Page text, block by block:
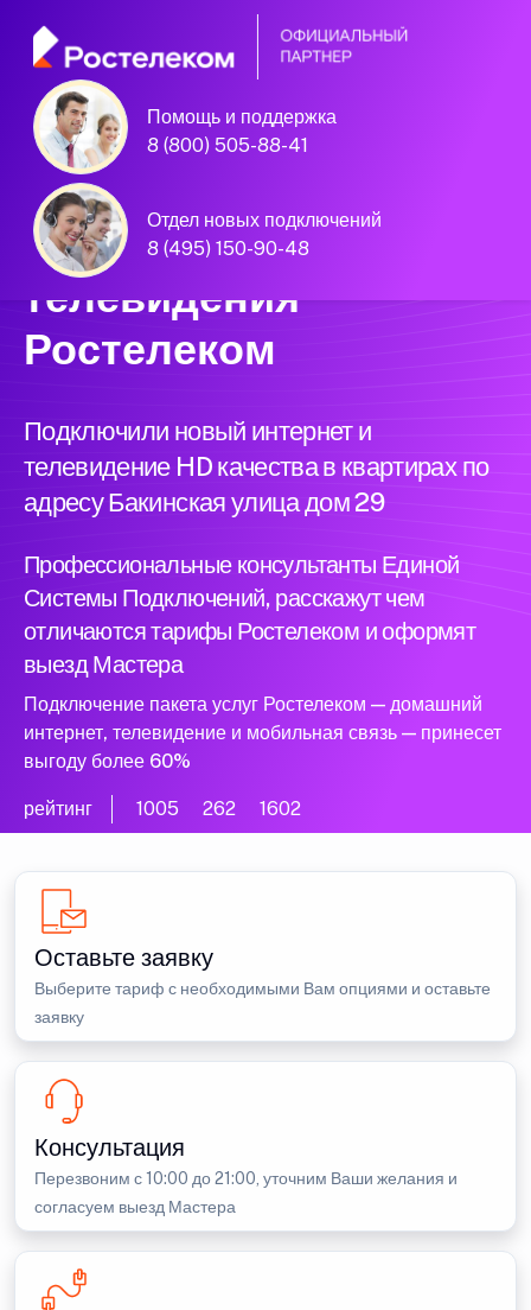
Помощь и поддержка
8 (800) 505-88-41
Отдел новых подключений
8 (495) 150-90-48
Единая Система
Подключений
нового интернета и
телевидения
Ростелеком
Подключили новый интернет и
телевидение HD качества в квартирах по
адресу Бакинская улица дом 29
Профессиональные консультанты Единой
Системы Подключений, расскажут чем
отличаются тарифы Ростелеком и оформят
выезд Мастера
Подключение пакета услуг Ростелеком — домашний
интернет, телевидение и мобильная связь — принесет
выгоду более 60%
рейтинг 1005 262 1602
Оставьте заявку
Выберите тариф с необходимыми Вам опциями и оставьте
заявку
Консультация
Перезвоним с 10:00 до 21:00, уточним Ваши желания и
согласуем выезд Мастера